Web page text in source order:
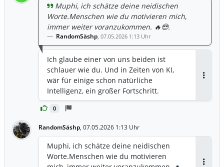
0
Muphi, ich schätze deine neidischen
Worte.Menschen wie du motivieren mich,
immer weiter voranzukommen. 🔥😎.
RandomSäshp, 07.05.2026 1:13 Uhr
Ich glaube einer von uns beiden ist
schlauer wie du. Und in Zeiten von KI,
wär für einige schon natürliche
Intelligenz, ein großer Fortschritt.
RandomSäshp, 07.05.2026 1:13 Uhr
Muphi, ich schätze deine neidischen
Worte.Menschen wie du motivieren